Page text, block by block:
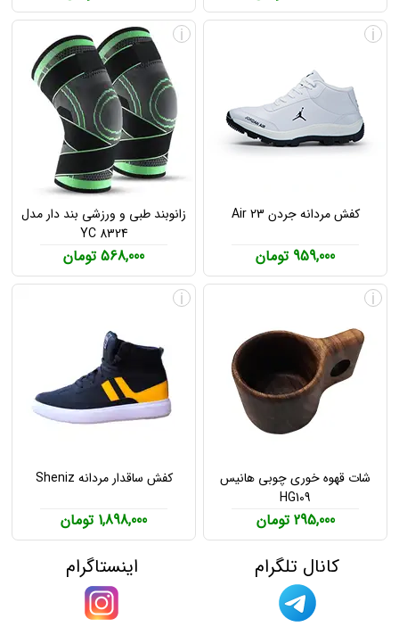
کفش مردانه جردن Air 23
959,000 تومان
i
زانوبند طبی و ورزشی بند دار مدل
YC 8324
568,000 تومان
i
شات قهوه خوری چوبی هانیس
HG109
295,000 تومان
i
کفش ساقدار مردانه Sheniz
1,898,000 تومان
i
کانال تلگرام اینستاگرام